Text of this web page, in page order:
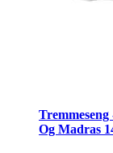
Og Madras